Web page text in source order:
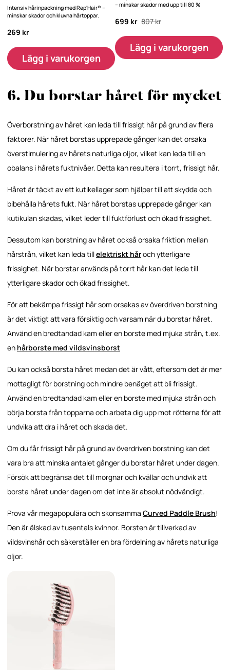
Intensiv hårinpackning med Rep'Hair® –
minskar skador och kluvna hårtoppar.
269 kr
Lägg i varukorgen
– minskar skador med upp till 80 %
699 kr 807 kr
Lägg i varukorgen
6. Du borstar håret för mycket
Överborstning av håret kan leda till frissigt hår på grund av flera
faktorer. När håret borstas upprepade gånger kan det orsaka
överstimulering av hårets naturliga oljor, vilket kan leda till en
obalans i hårets fuktnivåer. Detta kan resultera i torrt, frissigt hår.
Håret är täckt av ett kutikellager som hjälper till att skydda och
bibehålla hårets fukt. När håret borstas upprepade gånger kan
kutikulan skadas, vilket leder till fuktförlust och ökad frissighet.
Dessutom kan borstning av håret också orsaka friktion mellan
hårstrån, vilket kan leda tillelektriskt håroch ytterligare
frissighet. När borstar används på torrt hår kan det leda till
ytterligare skador och ökad frissighet.
För att bekämpa frissigt hår som orsakas av överdriven borstning
är det viktigt att vara försiktig och varsam när du borstar håret.
Använd en bredtandad kam eller en borste med mjuka strån, t.ex.
en hårborste med vildsvinsborst
Du kan också borsta håret medan det är vått, eftersom det är mer
mottagligt för borstning och mindre benäget att bli frissigt.
Använd en bredtandad kam eller en borste med mjuka strån och
börja borsta från topparna och arbeta dig upp mot rötterna för att
undvika att dra i håret och skada det.
Om du får frissigt hår på grund av överdriven borstning kan det
vara bra att minska antalet gånger du borstar håret under dagen.
Försök att begränsa det till morgnar och kvällar och undvik att
borsta håret under dagen om det inte är absolut nödvändigt.
Prova vår megapopulära och skonsamma Curved Paddle Brush!
Den är älskad av tusentals kvinnor. Borsten är tillverkad av
vildsvinshår och säkerställer en bra fördelning av hårets naturliga
oljor.